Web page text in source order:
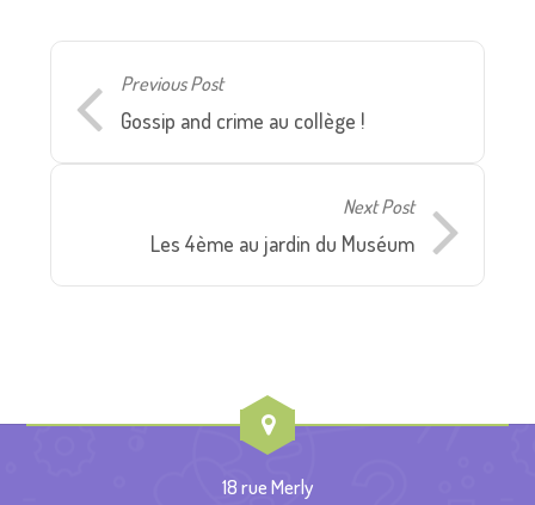
Previous Post
Gossip and crime au collège !
Next Post
Les 4ème au jardin du Muséum
18 rue Merly